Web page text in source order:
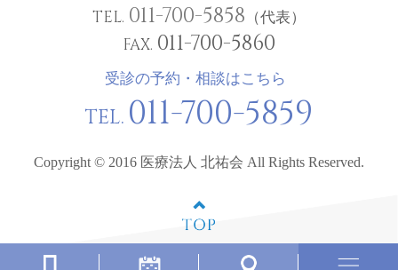
TEL. 011-700-5858 （代表）
FAX. 011-700-5860
受診の予約・相談はこちら
TEL. 011-700-5859
Copyright © 2016 医療法人 北祐会 All Rights Reserved.